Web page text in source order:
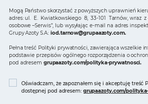
Mogą Państwo skorzystać z powyższych uprawnień
adres: ul. E. Kwiatkowskiego 8, 33-101 Tarnów, wraz z
osobowe –Serwis”, lub wysyłając e-mail na adres
Grupy Azoty S.A.:iod.tarnow@grupaazoty.com.
Pełna treść Polityki prywatności, zawierająca wszelkie
podstawie przepisów ogólnego rozporządzenia o
pod adresem grupaazoty.com/polityka-prywatnosci.
Oświadczam, że zapoznałem się i akceptuję treść
dostępnej pod adresem: grupaazoty.com/